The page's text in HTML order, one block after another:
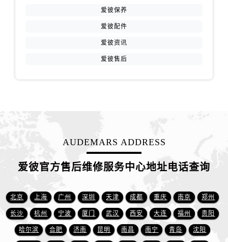
新疆维吾尔自治区白杨市军垦路爱彼售后服务中心（需提前预约）
新疆维吾尔自治区和田市和田市北京西路爱彼售后服务中心（需提前预约）
新疆维吾尔自治区霍尔果斯市亚欧北路爱彼售后服务中心（需提前预约）
新疆维吾尔自治区喀什市解放北路爱彼售后服务中心（需提前预约）
新疆维吾尔自治区可克达拉市幸福路爱彼售后服务中心（需提前预约）
新疆维吾尔自治区克拉玛依市克拉玛依区友谊路爱彼售后服务中心（需提前预约）
爱彼保养
爱彼配件
爱彼资讯
爱彼售后
AUDEMARS ADDRESS
爱彼官方售后维修服务中心地址电话查询
北京 上海 广州 深圳 天津 成都 重庆 南京 郑州
长沙 杭州 宁波 厦门 武汉 西安 大连 福州 贵阳
哈尔滨 合肥 济南 昆明 南昌 南宁 青岛 沈阳